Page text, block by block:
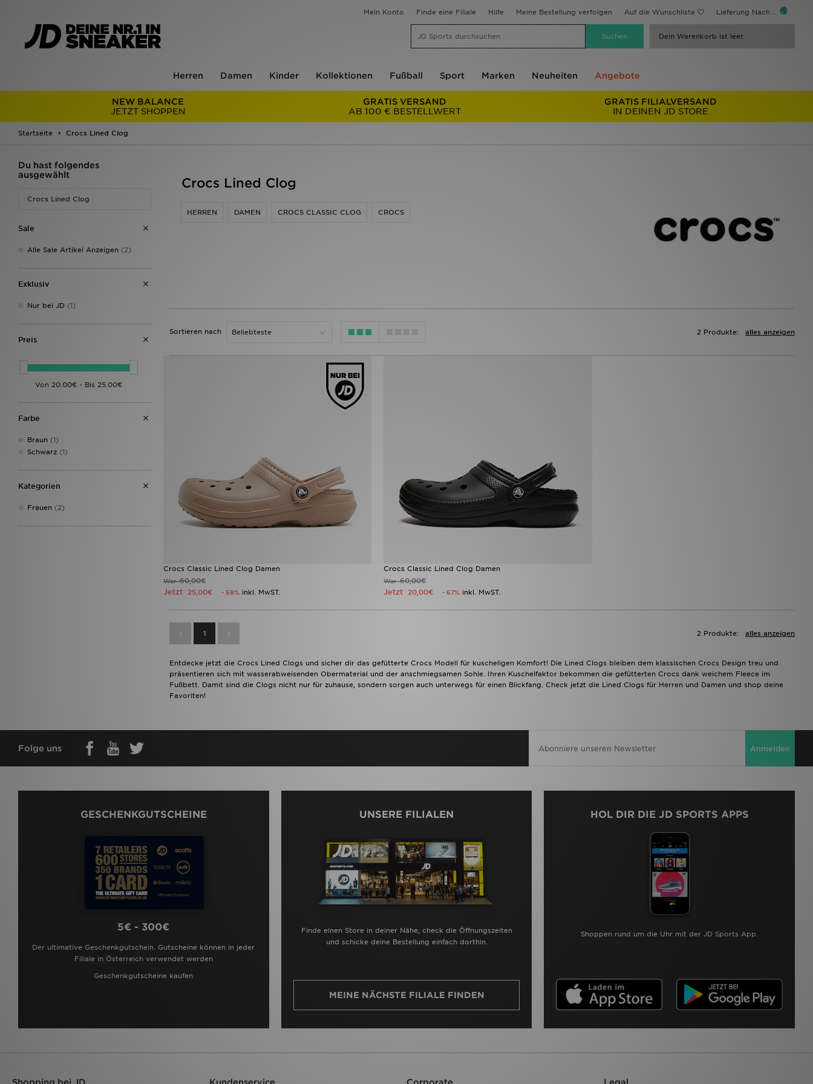
Mein Konto Finde eine Filiale Hilfe Meine Bestellung verfolgen Auf die Wunschliste Lieferung Nach...
Dein Warenkorb ist leer.
Herren Damen Kinder Kollektionen Fußball Sport Marken Neuheiten Angebote
NEW BALANCE
JETZT SHOPPEN
GRATIS VERSAND
AB 100 € BESTELLWERT
GRATIS FILIALVERSAND
IN DEINEN JD STORE
Startseite Crocs Lined Clog
Du hast folgendes
ausgewählt
Crocs Lined Clog
Sale
Alle Sale Artikel Anzeigen (2)
Exklusiv
Nur bei JD (1)
Preis
Farbe
Braun (1)
Schwarz (1)
Kategorien
Frauen (2)
Crocs Lined Clog
HERREN DAMEN CROCS CLASSIC CLOG CROCS
Sortieren nach alles anzeigen
2 Produkte:
Crocs Classic Lined Clog Damen
War60,00€
Jetzt 25,00€ - 58% inkl. MwST.
Crocs Classic Lined Clog Damen
War60,00€
Jetzt20,00€ - 67% inkl. MwST.
1 alles anzeigen
2 Produkte:
Entdecke jetzt die Crocs Lined Clogs und sicher dir das gefütterte Crocs Modell für kuscheligen Komfort! Die Lined Clogs bleiben dem klassischen Crocs Design treu und
präsentieren sich mit wasserabweisenden Obermaterial und der anschmiegsamen Sohle. Ihren Kuschelfaktor bekommen die gefütterten Crocs dank weichem Fleece im
Fußbett. Damit sind die Clogs nicht nur für zuhause, sondern sorgen auch unterwegs für einen Blickfang. Check jetzt die Lined Clogs für Herren und Damen und shop deine
Favoriten!
Folge uns Anmelden
GESCHENKGUTSCHEINE
5€ - 300€
Der ultimative Geschenkgutschein. Gutscheine können in jeder
Filiale in Österreich verwendet werden
Geschenkgutscheine kaufen
UNSERE FILIALEN
Finde einen Store in deiner Nähe, check die Öffnungszeiten
und schicke deine Bestellung einfach dorthin.
MEINE NÄCHSTE FILIALE FINDEN
HOL DIR DIE JD SPORTS APPS
Shoppen rund um die Uhr mit der JD Sports App.